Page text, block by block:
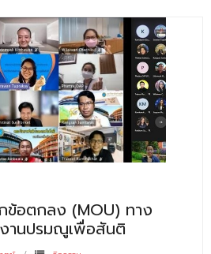
ข้อตกลง (MOU) ทาง
านปรมณูเพื่อสันติ